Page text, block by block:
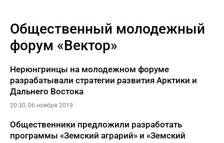
Общественный молодежный
форум «Вектор»
Нерюнгринцы на молодежном форуме
разрабатывали стратегии развития Арктики и
Дальнего Востока
20:30, 06 ноября 2019
Общественники предложили разработать
программы «Земский аграрий» и «Земский